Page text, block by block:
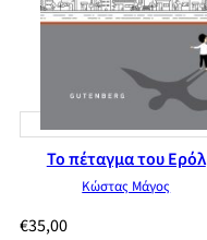
Το πέταγμα του Ερόλ
Κώστας Μάγος
€35,00